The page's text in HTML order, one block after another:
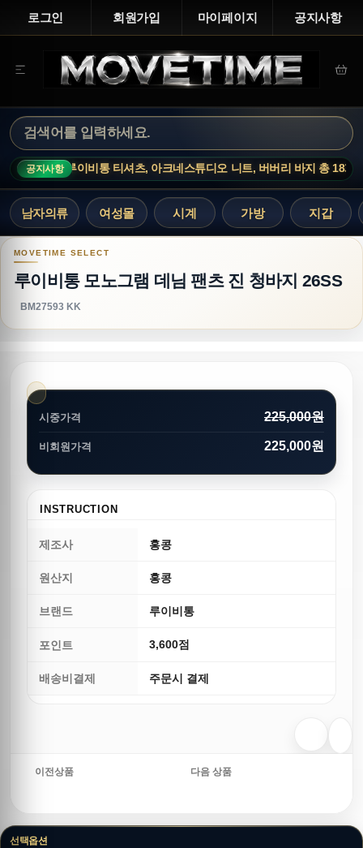
로그인 회원가입 마이페이지 공지사항
공지사항
에 시계, 루이비통 티셔츠, 아크네스튜디오 니트, 버버리 바지 총 18개가
남자의류 여성몰 시계 가방 지갑
루이비통 모노그램 데님 팬츠 진 청바지 26SS
루이비통 모노그램 데님 팬츠 진 청바지 26SS
BM27593 KK
시중가격 225,000원
비회원가격 225,000원
INSTRUCTION
제조사 홍콩
원산지 홍콩
브랜드 루이비통
포인트 3,600점
배송비결제 주문시 결제
이전상품 다음 상품
선택옵션